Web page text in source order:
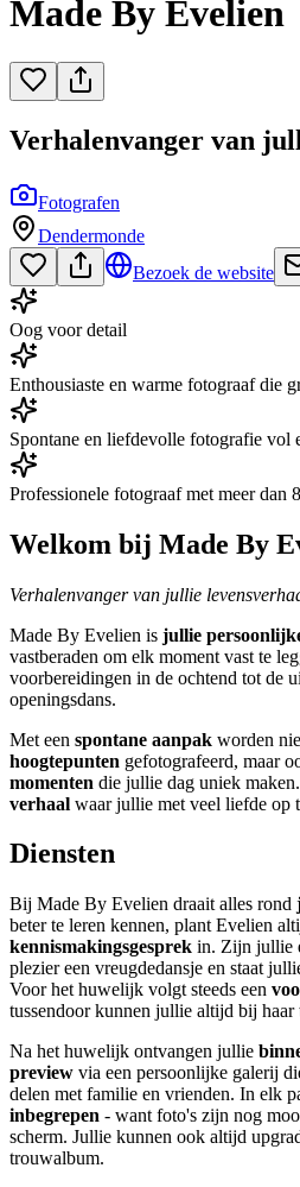
Made By Evelien
Verhalenvanger van
Fotografen
Dendermonde
Bezoek de website
Oog voor detail
Enthousiaste en warme fotograaf die
Spontane en liefdevolle fotografie vol
Professionele fotograaf met meer dan
Welkom bij Made By
Verhalenvanger van jullie
Made By Evelien is jullie
vastberaden om elk moment vast te
voorbereidingen in de ochtend tot de
openingsdans.
Met een spontane aanpak worden
hoogtepunten gefotografeerd, maar
momenten die jullie dag uniek
verhaal waar jullie met veel liefde op
Diensten
Bij Made By Evelien draait alles rond
beter te leren kennen, plant Evelien
kennismakingsgesprek in. Zijn jullie
plezier een vreugdedansje en staat
Voor het huwelijk volgt steeds een
tussendoor kunnen jullie altijd bij haar
Na het huwelijk ontvangen jullie
preview via een persoonlijke galerij
delen met familie en vrienden. In elk
inbegrepen - want foto's zijn nog
scherm. Jullie kunnen ook altijd
trouwalbum.